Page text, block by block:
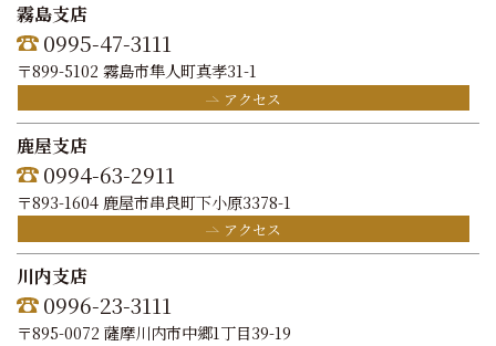
霧島支店
0995-47-3111
〒899-5102 霧島市隼人町真孝31-1
アクセス
鹿屋支店
0994-63-2911
〒893-1604 鹿屋市串良町下小原3378-1
アクセス
川内支店
0996-23-3111
〒895-0072 薩摩川内市中郷1丁目39-19